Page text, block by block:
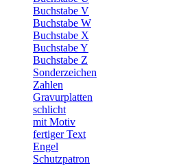
Buchstabe V
Buchstabe W
Buchstabe X
Buchstabe Y
Buchstabe Z
Sonderzeichen
Zahlen
Gravurplatten
schlicht
mit Motiv
fertiger Text
Engel
Schutzpatron